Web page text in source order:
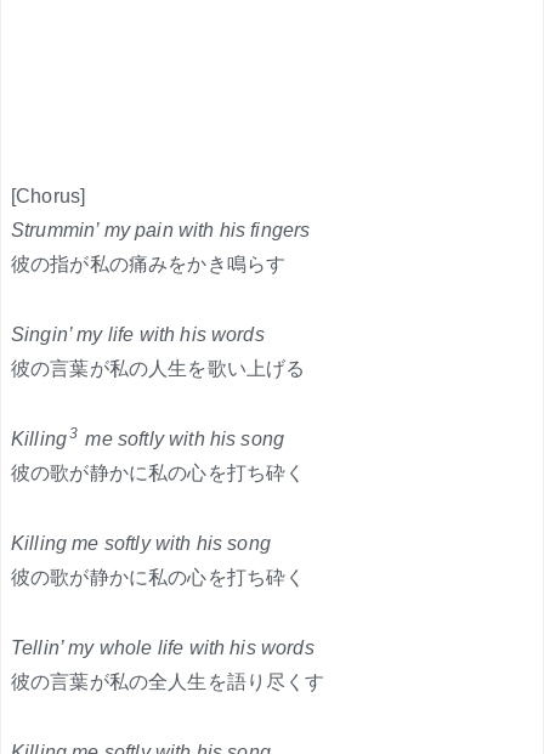
[Chorus]
Strummin’ my pain with his fingers
彼の指が私の痛みをかき鳴らす
Singin’ my life with his words
彼の言葉が私の人生を歌い上げる
Killing3 me softly with his song
彼の歌が静かに私の心を打ち砕く
Killing me softly with his song
彼の歌が静かに私の心を打ち砕く
Tellin’ my whole life with his words
彼の言葉が私の全人生を語り尽くす